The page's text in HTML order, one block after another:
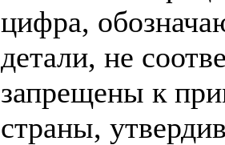
цифра,
детали, не
запрещены к
страны,